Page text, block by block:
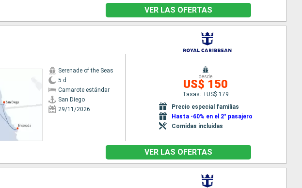
VER LAS OFERTAS
Serenade of the Seas
5 d
Camarote estándar
San Diego
29/11/2026
desde
US$ 150
Tasas: +US$ 179
Precio especial familias
Hasta -60% en el 2° pasajero
Comidas incluidas
VER LAS OFERTAS